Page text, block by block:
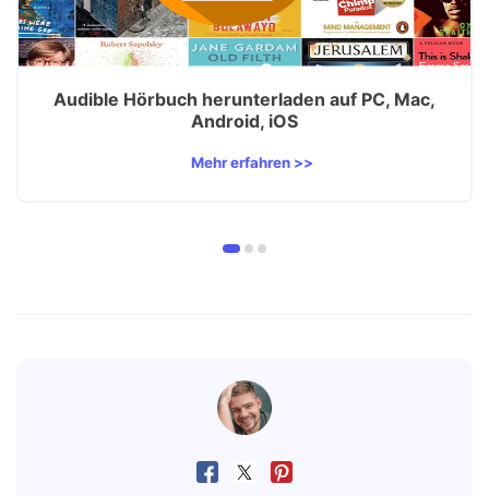
Audible Hörbuch herunterladen auf PC, Mac,
Android, iOS
Mehr erfahren >>